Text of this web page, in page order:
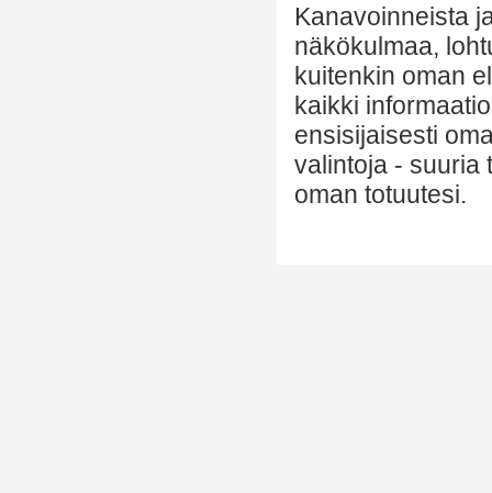
Kanavoinneista
näkökulmaa,
kuitenkin oman
kaikki
ensisijaisesti
valintoja - suuria
oman totuutesi.